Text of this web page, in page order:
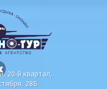
20-й квартал,
28Б